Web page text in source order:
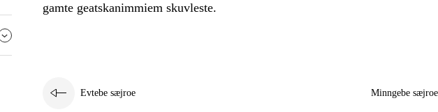
gamte geatskanimmiem skuvleste.
Evtebe sæjroe Minngebe sæjroe